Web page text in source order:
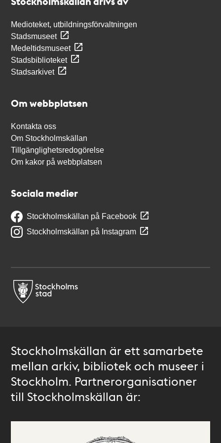
Medioteket, utbildningsförvaltningen
Stadsmuseet
Medeltidsmuseet
Stadsbiblioteket
Stadsarkivet
Om webbplatsen
Kontakta oss
Om Stockholmskällan
Tillgänglighetsredogörelse
Om kakor på webbplatsen
Sociala medier
Stockholmskällan på Facebook
Stockholmskällan på Instagram
Stockholmskällan är ett samarbete
mellan arkiv, bibliotek och museer i
Stockholm. Partnerorganisationer
till Stockholmskällan är: